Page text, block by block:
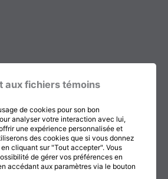
ET ÉCHOS
aux fichiers témoins
de cookies pour son bon
analyser votre interaction avec lui,
une expérience personnalisée et
des cookies que si vous donnez
cliquant sur "Tout accepter". Vous
de gérer vos préférences en
accédant aux paramètres via le bouton